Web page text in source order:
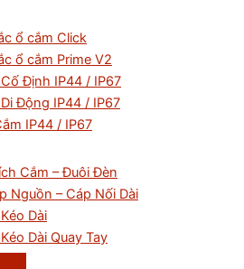
ổ cắm Click
ổ cắm Prime V2
Định IP44 / IP67
Động IP44 / IP67
IP44 / IP67
Cắm – Đuôi Đèn
Nguồn – Cáp Nối Dài
Dài
Dài Quay Tay